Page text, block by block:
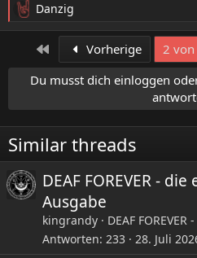
R
e
o
n
e
n
:
Danzig
Erste Vorherige 2 von
Du musst dich einloggen
Similar threads
DEAF FOREVER -
Ausgabe
kingrandy
DEAF
Antworten 233 28. Juli